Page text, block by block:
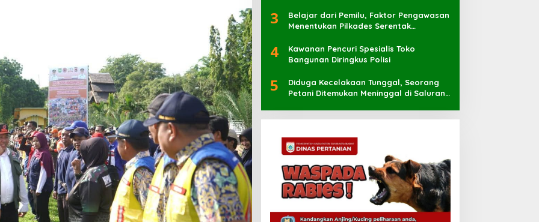
Kaharuddin
3
Belajar dari Pemilu, Faktor Pengawasan
Menentukan Pilkades Serentak
4
Kawanan Pencuri Spesialis Toko
Bangunan Diringkus Polisi
5
Diduga Kecelakaan Tunggal, Seorang
Petani Ditemukan Meninggal di Saluran